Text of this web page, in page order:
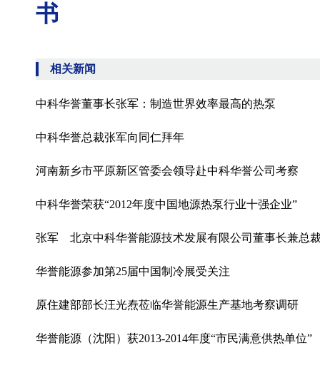
书
相关新闻
中科华誉董事长张军：制造世界效率最高的热泵
中科华誉总裁张军向同仁拜年
河南新乡市平原新区管委会领导赴中科华誉公司考察
中科华誉荣获“2012年度中国地源热泵行业十强企业”
张军 北京中科华誉能源技术发展有限公司董事长兼总
华誉能源参加第25届中国制冷展受关注
原住建部部长汪光焘莅临华誉能源生产基地考察调研
华誉能源（沈阳）获2013-2014年度“市民满意供热单位”